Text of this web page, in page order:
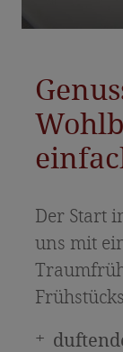
Essen &
Feste &
Urlaub in
Der Start
uns mit